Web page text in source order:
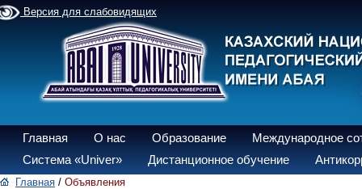
Версия для слабовидящих
Главная О нас Образование
Международное
Система «Univer»
Дистанционное обучение
Главная / Объявления